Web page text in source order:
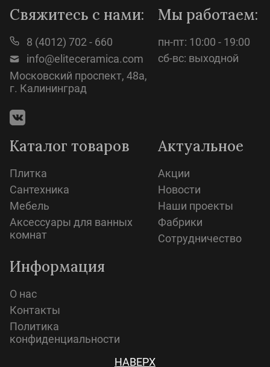
Свяжитесь с нами:
8 (4012) 702 - 660
info@eliteceramica.com
Московский проспект, 48а,
г. Калининград
Мы работаем:
пн-пт: 10:00 - 19:00
сб-вс: выходной
Каталог товаров
Плитка
Сантехника
Мебель
Аксессуары для ванных
комнат
Актуальное
Акции
Новости
Наши проекты
Фабрики
Сотрудничество
Информация
О нас
Контакты
Политика
конфиденциальности
НАВЕРХ